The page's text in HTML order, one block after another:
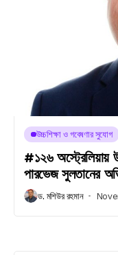
উচ্চশিক্ষা ও গবেষণার সুযোগ
#১২৬ অস্ট্রেলিয়ায়
পারভেজ সুলতানের
ড. মশিউর রহমান